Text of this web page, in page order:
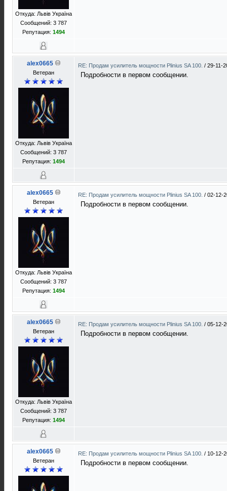
Откуда: Львів Україна
Сообщений: 3 787
Репутация: 1494
alex0665
Ветеран
Откуда: Львів Україна
Сообщений: 3 787
Репутация: 1494
RE: Продам усилитель мощности Plinius SA 100. / 29-11-
Подробности в первом сообщении.
alex0665
Ветеран
Откуда: Львів Україна
Сообщений: 3 787
Репутация: 1494
RE: Продам усилитель мощности Plinius SA 100. / 02-12-
Подробности в первом сообщении.
alex0665
Ветеран
Откуда: Львів Україна
Сообщений: 3 787
Репутация: 1494
RE: Продам усилитель мощности Plinius SA 100. / 05-12-
Подробности в первом сообщении.
alex0665
Ветеран
RE: Продам усилитель мощности Plinius SA 100. / 10-12-
Подробности в первом сообщении.